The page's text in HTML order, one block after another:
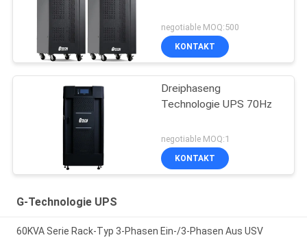
negotiable MOQ:500
KONTAKT
Dreiphaseng
Technologie UPS 70Hz
negotiable MOQ:1
KONTAKT
G-Technologie UPS
60KVA Serie Rack-Typ 3-Phasen Ein-/3-Phasen Aus USV